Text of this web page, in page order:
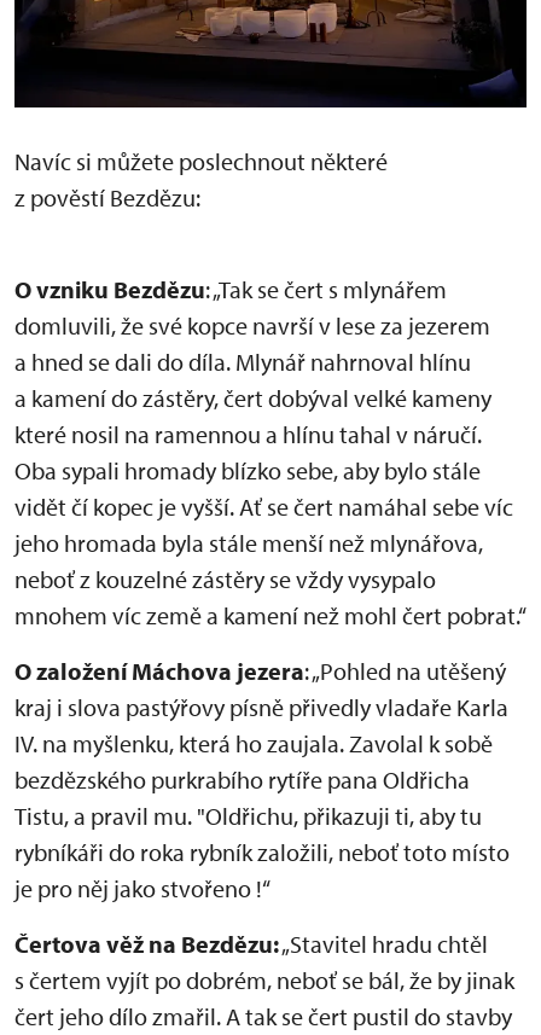
Navíc si můžete poslechnout některé
z pověstí Bezdězu:
O vzniku Bezdězu: „Tak se čert s mlynářem
domluvili, že své kopce navrší v lese za jezerem
a hned se dali do díla. Mlynář nahrnoval hlínu
a kamení do zástěry, čert dobýval velké kameny
které nosil na ramennou a hlínu tahal v náručí.
Oba sypali hromady blízko sebe, aby bylo stále
vidět čí kopec je vyšší. Ať se čert namáhal sebe víc
jeho hromada byla stále menší než mlynářova,
neboť z kouzelné zástěry se vždy vysypalo
mnohem víc země a kamení než mohl čert pobrat.“
O založení Máchova jezera: „Pohled na utěšený
kraj i slova pastýřovy písně přivedly vladaře Karla
IV. na myšlenku, která ho zaujala. Zavolal k sobě
bezdězského purkrabího rytíře pana Oldřicha
Tistu, a pravil mu. "Oldřichu, přikazuji ti, aby tu
rybníkáři do roka rybník založili, neboť toto místo
je pro něj jako stvořeno !“
Čertova věž na Bezdězu:„Stavitel hradu chtěl
s čertem vyjít po dobrém, neboť se bál, že by jinak
čert jeho dílo zmařil. A tak se čert pustil do stavby